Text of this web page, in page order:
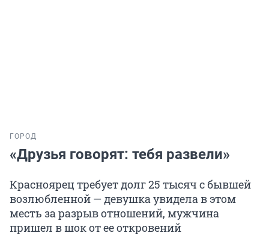
ГОРОД
«Друзья говорят: тебя развели»
Красноярец требует долг 25 тысяч с бывшей
возлюбленной — девушка увидела в этом
месть за разрыв отношений, мужчина
пришел в шок от ее откровений